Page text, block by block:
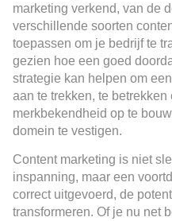
marketing verkend, van de
verschillende soorten
toepassen om je bedrijf te
gezien hoe een goed
strategie kan helpen om
aan te trekken, te betrekken
merkbekendheid op te
domein te vestigen.
Content marketing is niet
inspanning, maar een
correct uitgevoerd, de
transformeren. Of je nu net